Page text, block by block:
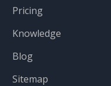
Pricing
Knowledge
Blog
Sitemap